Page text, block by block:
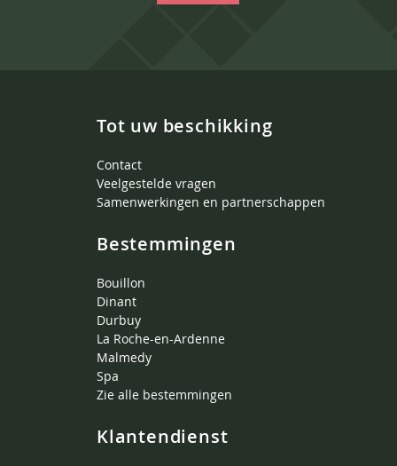
Tot uw beschikking
Contact
Veelgestelde vragen
Samenwerkingen en partnerschappen
Bestemmingen
Bouillon
Dinant
Durbuy
La Roche-en-Ardenne
Malmedy
Spa
Zie alle bestemmingen
Klantendienst